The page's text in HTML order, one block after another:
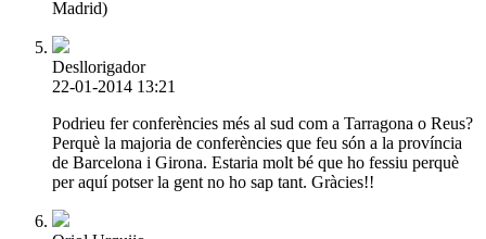
Madrid)
Desllorigador
22-01-2014 13:21
Podrieu fer conferències més al sud com a Tarragona o Reus?
Perquè la majoria de conferències que feu són a la província
de Barcelona i Girona. Estaria molt bé que ho fessiu perquè
per aquí potser la gent no ho sap tant. Gràcies!!